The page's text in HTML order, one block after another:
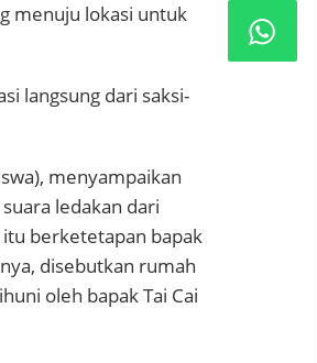
menuju lokasi untuk
langsung dari saksi-
menyampaikan
ledakan dari
itu berketetapan bapak
disebutkan rumah
oleh bapak Tai Cai